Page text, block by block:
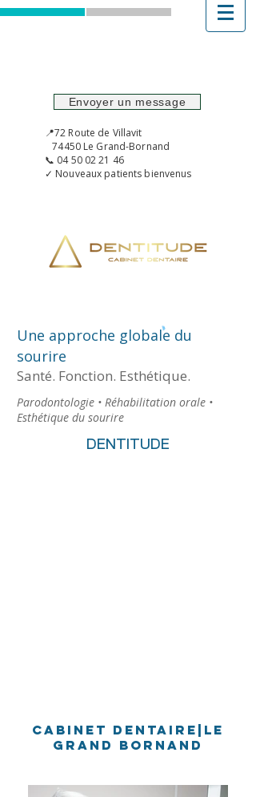
Envoyer un message
📍72 Route de Villavit
74450 Le Grand-Bornand
📞 04 50 02 21 46
✓ Nouveaux patients bienvenus
Une approche globale du
sourire
Santé. Fonction. Esthétique.
Parodontologie • Réhabilitation orale •
Esthétique du sourire
DENTITUDE
CABINET DENTAIRE|LE
GRAND BORNAND